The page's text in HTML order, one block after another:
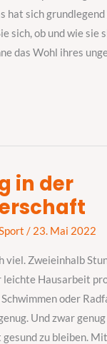
hat sich
sich, ob und wie sie
das Wohl ihres
in der
/ 23. Mai 2022
viel. Zweieinhalb
leichte Hausarbeit
oder
Und zwar
zu bleiben.